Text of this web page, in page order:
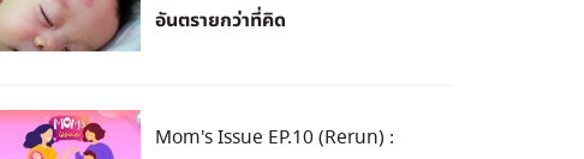
อันตรายกว่าที่คิด
Mom's Issue EP.10 (Rerun) :